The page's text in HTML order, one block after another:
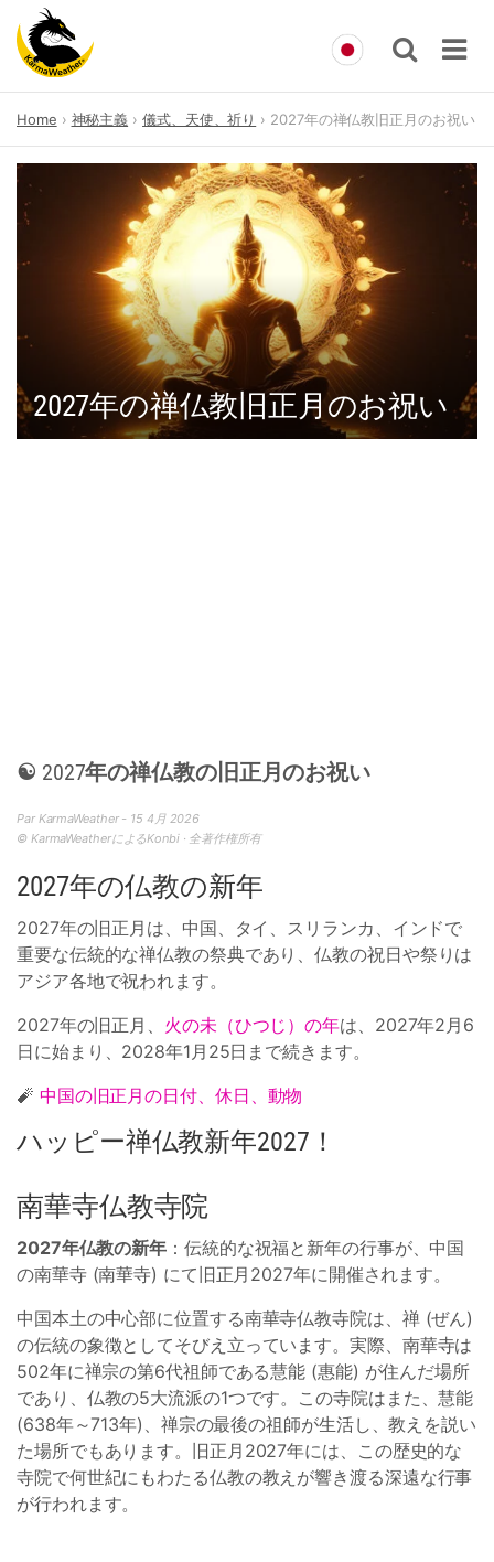
content
Home 神秘主義 儀式、天使、祈り 2027年の禅仏教旧正月のお祝い
2027年の禅仏教旧正月のお祝い
☯ 2027年の禅仏教の旧正月のお祝い
Par KarmaWeather - 15 4月 2026
© KarmaWeatherによるKonbi · 全著作権所有
2027年の仏教の新年
2027年の旧正月は、中国、タイ、スリランカ、インドで
重要な伝統的な禅仏教の祭典であり、仏教の祝日や祭りは
アジア各地で祝われます。
2027年の旧正月、 火の未（ひつじ）の年は、2027年2月6
日に始まり、2028年1月25日まで続きます。
🧨 中国の旧正月の日付、休日、動物
ハッピー禅仏教新年2027！
南華寺仏教寺院
2027年仏教の新年 ：伝統的な祝福と新年の行事が、中国
の南華寺 (南華寺) にて旧正月2027年に開催されます。
中国本土の中心部に位置する南華寺仏教寺院は、禅 (ぜん)
の伝統の象徴としてそびえ立っています。実際、南華寺は
502年に禅宗の第6代祖師である慧能 (惠能) が住んだ場所
であり、仏教の5大流派の1つです。この寺院はまた、慧能
(638年～713年)、禅宗の最後の祖師が生活し、教えを説い
た場所でもあります。旧正月2027年には、この歴史的な
寺院で何世紀にもわたる仏教の教えが響き渡る深遠な行事
が行われます。